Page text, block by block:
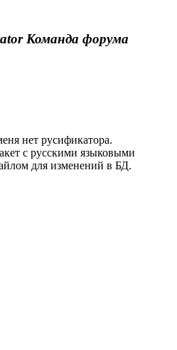
Команда форума
нет русификатора.
с русскими языковыми
для изменений в БД.